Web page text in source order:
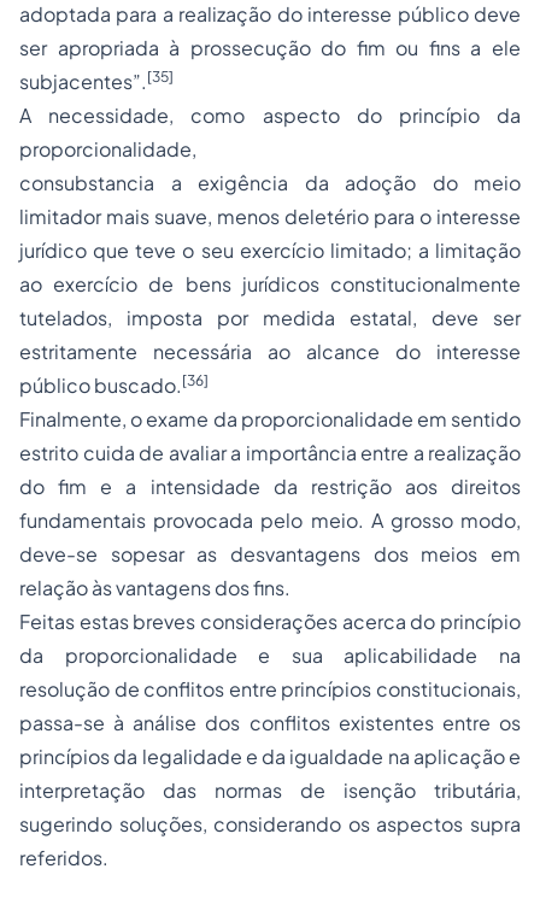
adoptada para a realização do interesse público deve
ser apropriada à prossecução do fim ou fins a ele
subjacentes”. [35]
A necessidade, como aspecto do princípio da
proporcionalidade,
consubstancia a exigência da adoção do meio
limitador mais suave, menos deletério para o interesse
jurídico que teve o seu exercício limitado; a limitação
ao exercício de bens jurídicos constitucionalmente
tutelados, imposta por medida estatal, deve ser
estritamente necessária ao alcance do interesse
público buscado. [36]
Finalmente, o exame da proporcionalidade em sentido
estrito cuida de avaliar a importância entre a realização
do fim e a intensidade da restrição aos direitos
fundamentais provocada pelo meio. A grosso modo,
deve-se sopesar as desvantagens dos meios em
relação às vantagens dos fins.
Feitas estas breves considerações acerca do princípio
da proporcionalidade e sua aplicabilidade na
resolução de conflitos entre princípios constitucionais,
passa-se à análise dos conflitos existentes entre os
princípios da legalidade e da igualdade na aplicação e
interpretação das normas de isenção tributária,
sugerindo soluções, considerando os aspectos supra
referidos.